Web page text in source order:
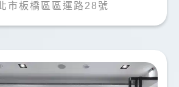
市板橋區區運路28號